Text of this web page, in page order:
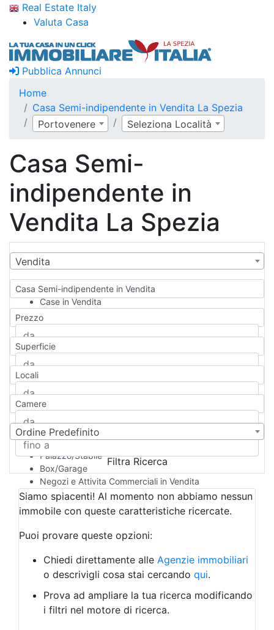
Real Estate Italy
Valuta Casa
Pubblica Annunci
Home
Casa Semi-indipendente in Vendita La Spezia
Portovenere
Seleziona Località
Casa Semi-
indipendente in
Vendita La Spezia
Vendita
Casa Semi-indipendente in Vendita
Case in Vendita
Qualsiasi
Appartamento
Casa indipendente
Casa Semi-indipendente
Attico/Mansarda
Rustico/Casale
Camera d'Albergo
Multiproprietà
Palazzo/Stabile
Box/Garage
Negozi e Attivita Commerciali in Vendita
Qualsiasi
Attività/Licenza Commerciale
Azienda Agricola
Bar/Ristorante
Albergo
Laboratorio Artigianale
Negozio/locale commerciale
Agriturismo
Magazzini
Prezzo
Superficie
Locali
Camere
Ordine Predefinito
Filtra Ricerca
Siamo spiacenti! Al momento non abbiamo nessun
immobile con queste caratteristiche ricercate.
Puoi provare queste opzioni:
Chiedi direttamente alle Agenzie immobiliari
o descrivigli cosa stai cercando qui.
Prova ad ampliare la tua ricerca modificando
i filtri nel motore di ricerca.